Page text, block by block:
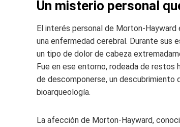
Un misterio personal
El interés personal de Morton-
una enfermedad cerebral. Durante sus
un tipo de dolor de cabeza
Fue en ese entorno, rodeada de restos
de descomponerse, un descubrimiento
bioarqueología.
La afección de Morton-Hayward,